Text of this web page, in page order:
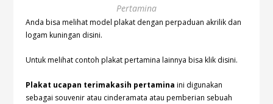
Pertamina
Anda bisa melihat model plakat dengan perpaduan akrilik dan
logam kuningan disini.
Untuk melihat contoh plakat pertamina lainnya bisa klik disini.
Plakat ucapan terimakasih pertamina ini digunakan
sebagai souvenir atau cinderamata atau pemberian sebuah